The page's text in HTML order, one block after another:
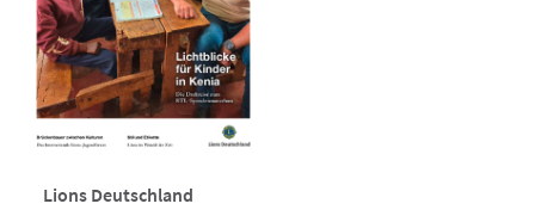
Lions Deutschland